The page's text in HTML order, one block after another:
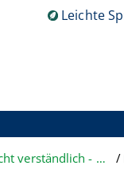
Leichte
Menschenrecht verständlich - Menschenrechte im Strafprozess